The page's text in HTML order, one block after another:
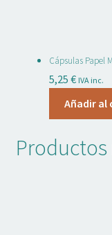
Cápsulas Papel
5,25 € IVA inc.
Añadir al